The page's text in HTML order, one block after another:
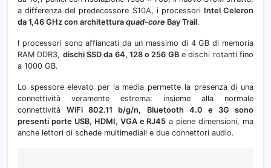
a differenza del predecessore S10A, i processori Intel Celeron
da 1,46 GHz con architettura quad-core Bay Trail.
I processori sono affiancati da un massimo di 4 GB di memoria
RAM DDR3, dischi SSD da 64, 128 o 256 GBe dischi rotanti fino
a 1000 GB.
Lo spessore elevato per la media permette la presenza di una
connettività veramente estrema: insieme alla normale
connettivitàWiFi 802.11 b/g/n, Bluetooth 4.0 e 3G sono
presenti porte USB, HDMI, VGA e RJ45 a piene dimensioni, ma
anche lettori di schede multimediali e due connettori audio.